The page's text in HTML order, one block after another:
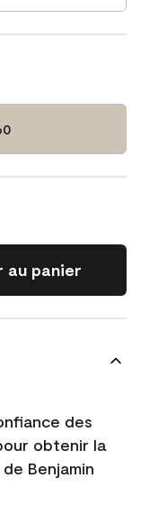
au panier
des
obtenir la
Benjamin